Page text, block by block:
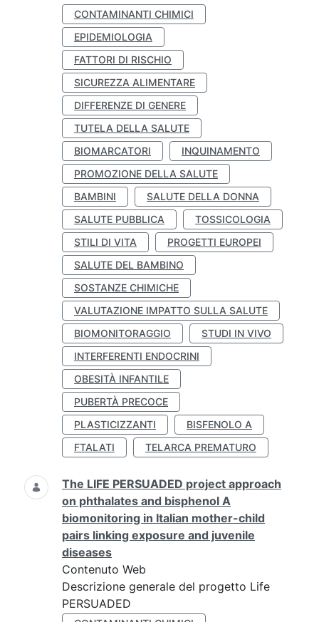
CONTAMINANTI CHIMICI
EPIDEMIOLOGIA
FATTORI DI RISCHIO
SICUREZZA ALIMENTARE
DIFFERENZE DI GENERE
TUTELA DELLA SALUTE
BIOMARCATORI
INQUINAMENTO
PROMOZIONE DELLA SALUTE
BAMBINI
SALUTE DELLA DONNA
SALUTE PUBBLICA
TOSSICOLOGIA
STILI DI VITA
PROGETTI EUROPEI
SALUTE DEL BAMBINO
SOSTANZE CHIMICHE
VALUTAZIONE IMPATTO SULLA SALUTE
BIOMONITORAGGIO
STUDI IN VIVO
INTERFERENTI ENDOCRINI
OBESITÀ INFANTILE
PUBERTÀ PRECOCE
PLASTICIZZANTI
BISFENOLO A
FTALATI
TELARCA PREMATURO
The LIFE PERSUADED project approach
on phthalates and bisphenol A
biomonitoring in Italian mother-child
pairs linking exposure and juvenile
diseases
Contenuto Web
Descrizione generale del progetto Life
PERSUADED